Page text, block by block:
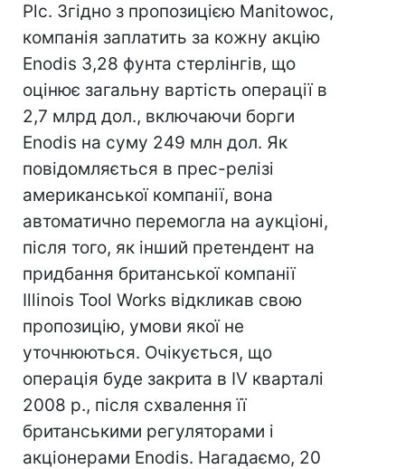
Plc. Згідно з пропозицією Manitowoc,
компанія заплатить за кожну акцію
Enodis 3,28 фунта стерлінгів, що
оцінює загальну вартість операції в
2,7 млрд дол., включаючи борги
Enodis на суму 249 млн дол. Як
повідомляється в прес-релізі
американської компанії, вона
автоматично перемогла на аукціоні,
після того, як інший претендент на
придбання британської компанії
Illinois Tool Works відкликав свою
пропозицію, умови якої не
уточнюються. Очікується, що
операція буде закрита в IV кварталі
2008 р., після схвалення її
британськими регуляторами і
акціонерами Enodis. Нагадаємо, 20